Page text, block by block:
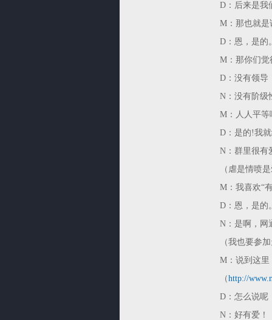
D：后来是我
M：那也就是
D：恩，是的
M：那你们觉
D：没有领导
N：没有阶级
M：人人平等
D：是的!我
N：群里很有
（虐是情喷
M：我喜欢“
D：恩，是的
N：是啊，网
（我也要参
M：说到这
（http://
D：怎么说呢
N：好有爱！